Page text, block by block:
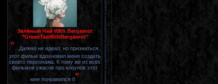
Зелёный Чай With Bergamot
"GreenTeaWithBergamot"
" ...Далеко не идеал, но признаться,
этот фильм вдохновил меня создать
своего персонажа. К тому же из всех
фильмов ужасов про клоунов этот
мне понравился б"